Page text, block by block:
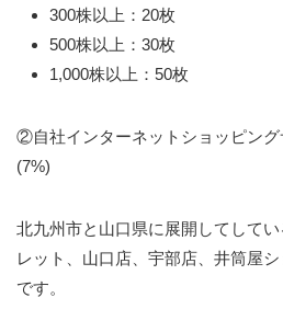
300株以上：20枚
500株以上：30枚
1,000株以上：50枚
②自社インターネットショッピング
(7%)
北九州市と山口県に展開してして
レット、山口店、宇部店、井筒屋
です。